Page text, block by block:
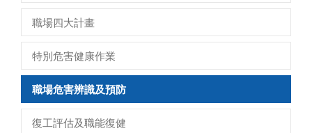
職場四大計畫
特別危害健康作業
職場危害辨識及預防
復工評估及職能復健